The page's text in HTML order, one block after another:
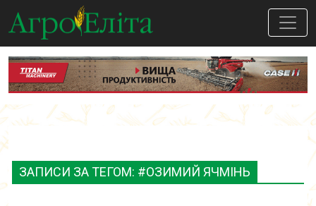
ЗАПИСИ ЗА ТЕГОМ: #ОЗИМИЙ ЯЧМІНЬ